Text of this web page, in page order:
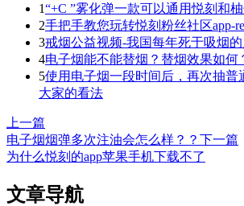
1“+C ”雾化弹一款可以通用悦刻和
2手把手教您玩转悦刻粉丝社区app-
3戒烟公益视频-我国每年死于吸烟
4电子烟能不能替烟？替烟效果如何
5使用电子烟一段时间后，再次抽普
大家的看法
上一篇
电子烟烟弹多次注油会怎么样？？ 下一篇
为什么悦刻的app苹果手机下载不了
文章导航